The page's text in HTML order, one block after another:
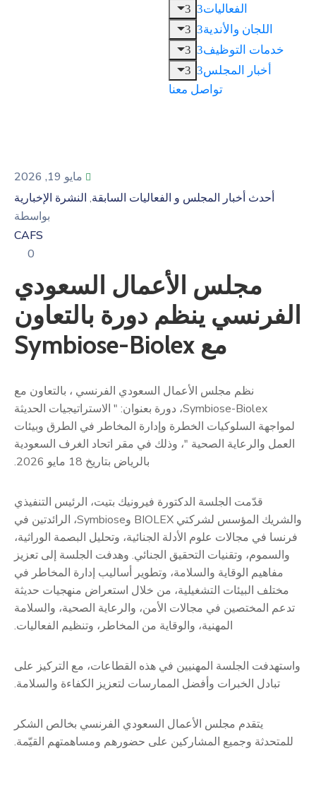
الفعاليات
اللجان والأندية
خدمات التوظيف
أخبار المجلس
تواصل معنا
مايو 19, 2026
أحدث أخبار المجلس و الفعاليات السابقة‚ النشرة الإخبارية
بواسطة
CAFS
0
مجلس الأعمال السعودي
الفرنسي ينظم دورة بالتعاون
مع Symbiose-Biolex
نظم مجلس الأعمال السعودي الفرنسي ، بالتعاون مع
Symbiose-Biolex، دورة بعنوان: " الاستراتيجيات الحديثة
لمواجهة السلوكيات الخطرة وإدارة المخاطر في الطرق وبيئات
العمل والرعاية الصحية "، وذلك في مقر اتحاد الغرف السعودية
بالرياض بتاريخ 18 مايو 2026.
قدّمت الجلسة الدكتورة فيرونيك بتيت، الرئيس التنفيذي
والشريك المؤسس لشركتي BIOLEX وSymbiose، الرائدتين في
فرنسا في مجالات علوم الأدلة الجنائية، وتحليل البصمة الوراثية،
والسموم، وتقنيات التحقيق الجنائي. وهدفت الجلسة إلى تعزيز
مفاهيم الوقاية والسلامة، وتطوير أساليب إدارة المخاطر في
مختلف البيئات التشغيلية، من خلال استعراض منهجيات حديثة
تدعم المختصين في مجالات الأمن، والرعاية الصحية، والسلامة
المهنية، والوقاية من المخاطر، وتنظيم الفعاليات.
واستهدفت الجلسة المهنيين في هذه القطاعات، مع التركيز على
تبادل الخبرات وأفضل الممارسات لتعزيز الكفاءة والسلامة.
يتقدم مجلس الأعمال السعودي الفرنسي بخالص الشكر
للمتحدثة وجميع المشاركين على حضورهم ومساهمتهم القيّمة.